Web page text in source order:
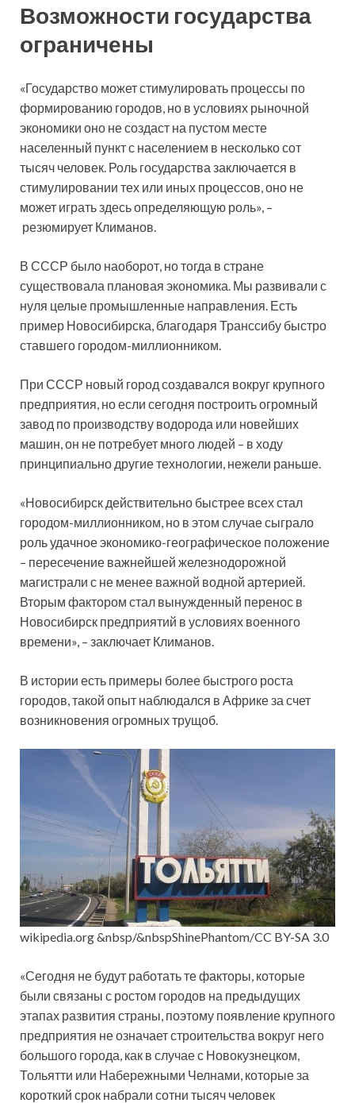
Возможности государства
ограничены
«Государство может стимулировать процессы по
формированию городов, но в условиях рыночной
экономики оно не создаст на пустом месте
населенный пункт с населением в несколько сот
тысяч человек. Роль государства заключается в
стимулировании тех или иных процессов, оно не
может играть здесь определяющую роль», –
резюмирует Климанов.
В СССР было наоборот, но тогда в стране
существовала плановая экономика. Мы развивали с
нуля целые промышленные направления. Есть
пример Новосибирска, благодаря Транссибу быстро
ставшего городом-миллионником.
При СССР новый город создавался вокруг крупного
предприятия, но если сегодня построить огромный
завод по производству водорода или новейших
машин, он не потребует много людей – в ходу
принципиально другие технологии, нежели раньше.
«Новосибирск действительно быстрее всех стал
городом-миллионником, но в этом случае сыграло
роль удачное экономико-географическое положение
– пересечение важнейшей железнодорожной
магистрали с не менее важной водной артерией.
Вторым фактором стал вынужденный перенос в
Новосибирск предприятий в условиях военного
времени», – заключает Климанов.
В истории есть примеры более быстрого роста
городов, такой опыт наблюдался в Африке за счет
возникновения огромных трущоб.
wikipedia.org &nbsp/&nbspShinePhantom/CC BY-SA 3.0
«Сегодня не будут работать те факторы, которые
были связаны с ростом городов на предыдущих
этапах развития страны, поэтому появление крупного
предприятия не означает строительства вокруг него
большого города, как в случае с Новокузнецком,
Тольятти или Набережными Челнами, которые за
короткий срок набрали сотни тысяч человек